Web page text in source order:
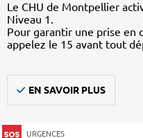
Le CHU de Montpellier
Niveau 1.
Pour garantir une prise en
appelez le 15 avant tout
EN SAVOIR PLUS
URGENCES